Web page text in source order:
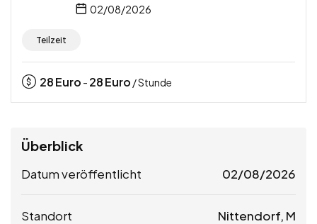
02/08/2026
Teilzeit
28Euro - 28Euro / Stunde
Überblick
Datum veröffentlicht 02/08/2026
Standort Nittendorf, M